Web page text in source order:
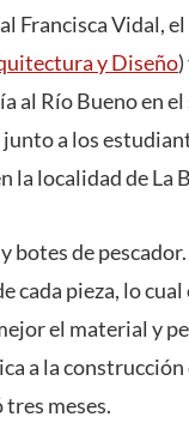
Francisca Vidal, el
y Diseño)
al Río Bueno en el
a los
la localidad de La
botes de pescador.
cada pieza, lo cual
el material y
a la construcción
meses.